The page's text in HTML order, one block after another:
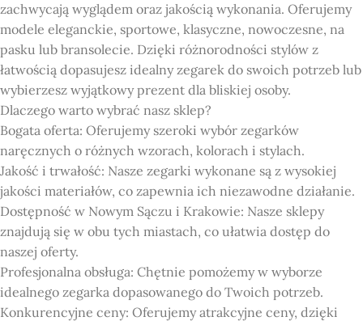
zachwycają wyglądem oraz jakością wykonania. Oferujemy
modele eleganckie, sportowe, klasyczne, nowoczesne, na
pasku lub bransolecie. Dzięki różnorodności stylów z
łatwością dopasujesz idealny zegarek do swoich potrzeb lub
wybierzesz wyjątkowy prezent dla bliskiej osoby.
Dlaczego warto wybrać nasz sklep?
Bogata oferta: Oferujemy szeroki wybór zegarków
naręcznych o różnych wzorach, kolorach i stylach.
Jakość i trwałość: Nasze zegarki wykonane są z wysokiej
jakości materiałów, co zapewnia ich niezawodne działanie.
Dostępność w Nowym Sączu i Krakowie: Nasze sklepy
znajdują się w obu tych miastach, co ułatwia dostęp do
naszej oferty.
Profesjonalna obsługa: Chętnie pomożemy w wyborze
idealnego zegarka dopasowanego do Twoich potrzeb.
Konkurencyjne ceny: Oferujemy atrakcyjne ceny, dzięki